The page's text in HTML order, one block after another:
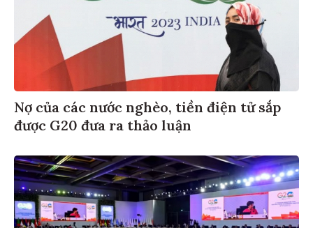
Nợ của các nước nghèo, tiền điện tử sắp
được G20 đưa ra thảo luận